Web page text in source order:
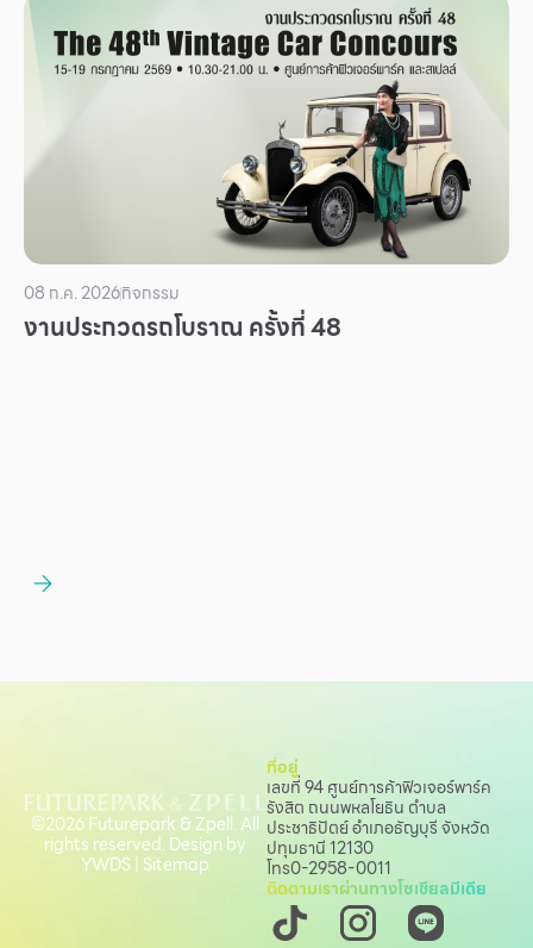
เกี่ยวกับเรา
ร่วมงานกับเรา
สมัครงาน
สิทธิประโยชน์ที่ฟิวเจอร์พาร์ค
08 ก.ค. 2026กิจกรรม
งานประกวดรถโบราณ ครั้งที่ 48
ที่อยู่
เลขที่ 94 ศูนย์การค้าฟิวเจอร์พาร์ค
รังสิต ถนนพหลโยธิน ตำบล
ประชาธิปัตย์ อำเภอธัญบุรี จังหวัด
ปทุมธานี 12130
โทร0-2958-0011
ติดตามเราผ่านทางโซเชียลมีเดีย
©2026 Futurepark & Zpell. All
rights reserved. Design by
YWDS| Sitemap